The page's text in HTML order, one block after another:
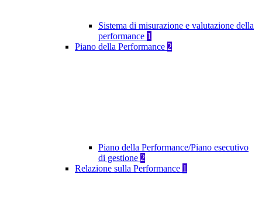
Sistema di misurazione e valutazione della
performance 1
Piano della Performance 2
Piano della Performance/Piano esecutivo
di gestione 2
Relazione sulla Performance 1